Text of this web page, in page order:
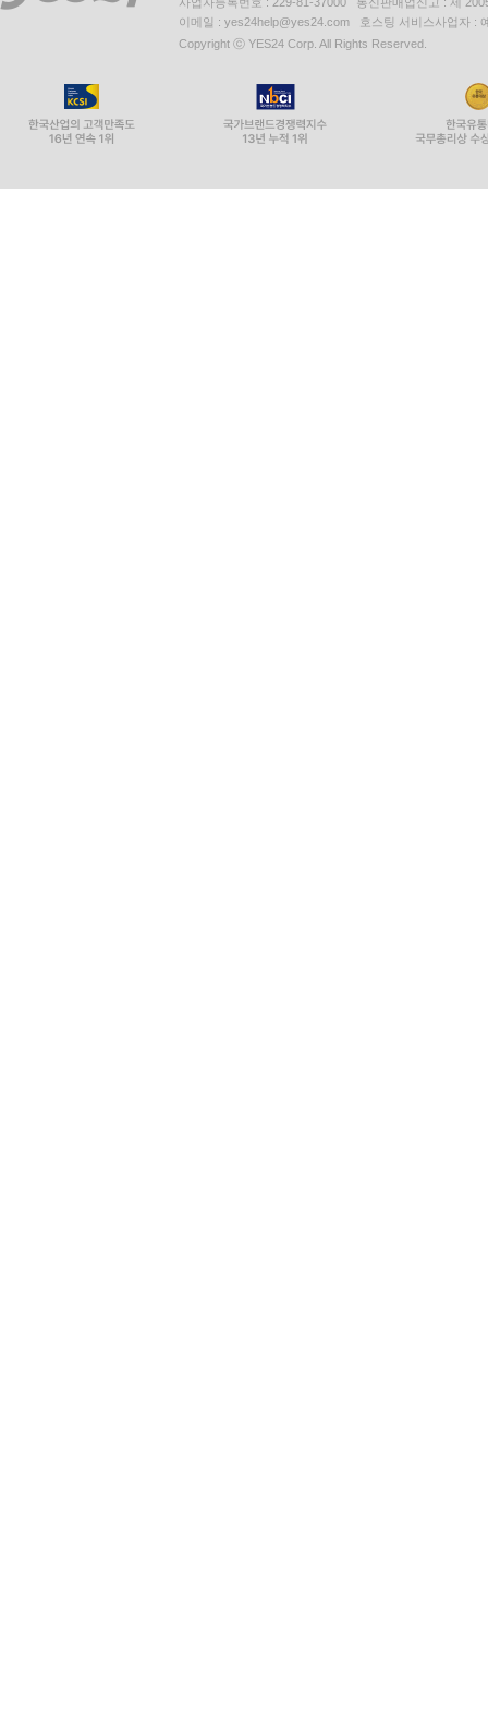
이메일 : yes24help@yes24.com 호스팅 서비스사업자 :
Copyright ⓒ YES24 Corp. All Rights Reserved.